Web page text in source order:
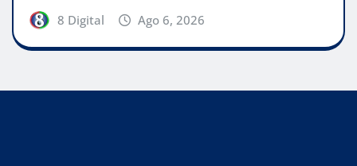
8 Digital Ago 6, 2026